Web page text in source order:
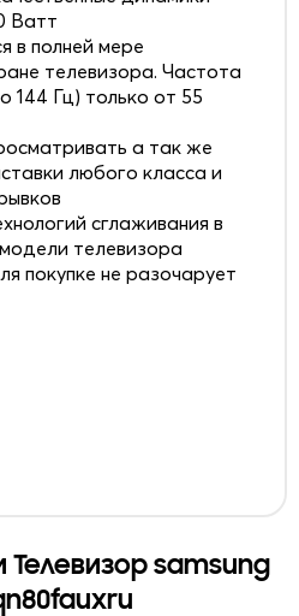
Ватт
в полней мере
телевизора. Частота
144 Гц) только от 55
а так же
любого класса и
сглаживания в
телевизора
покупке не разочарует
Телевизор samsung